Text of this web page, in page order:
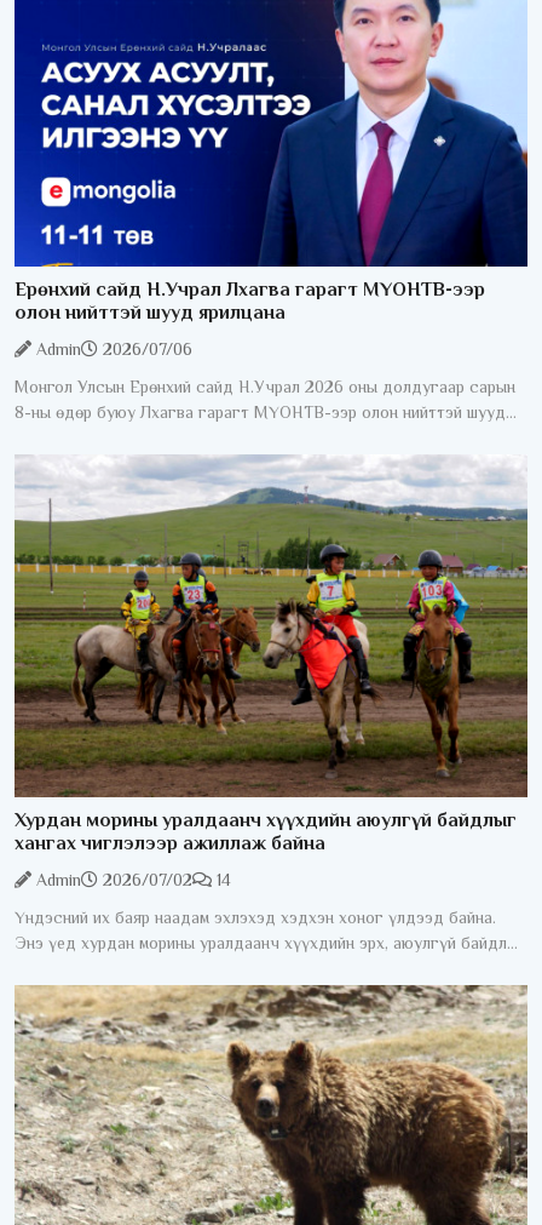
Ерөнхий сайд Н.Учрал Лхагва гарагт МҮОНТВ-ээр
олон нийттэй шууд ярилцана
Admin
2026/07/06
Монгол Улсын Ерөнхий сайд Н.Учрал 2026 оны долдугаар сарын
8-ны өдөр буюу Лхагва гарагт МҮОНТВ-ээр олон нийттэй шууд
Хурдан морины уралдаанч хүүхдийн аюулгүй байдлыг
хангах чиглэлээр ажиллаж байна
Admin 2026/07/02
14
Үндэсний их баяр наадам эхлэхэд хэдхэн хоног үлдээд байна.
Энэ үед хурдан морины уралдаанч хүүхдийн эрх, аюулгүй байдлыг
морины